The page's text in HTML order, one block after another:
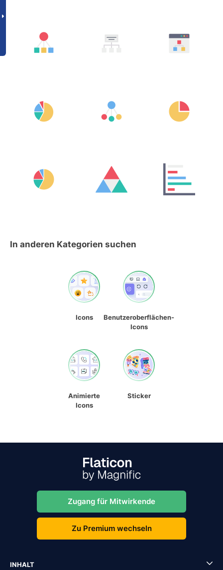
In anderen Kategorien suchen
Icons
Benutzeroberflächen-
Icons
Animierte
Icons
Sticker
Zugang für Mitwirkende
Zu Premium wechseln
INHALT